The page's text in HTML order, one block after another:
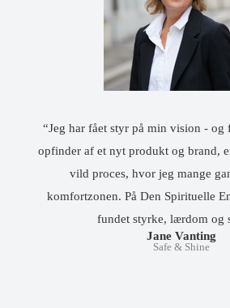
“Jeg har fået styr på min vision - og
opfinder af et nyt produkt og brand,
vild proces, hvor jeg mange
komfortzonen. På Den Spirituelle
fundet styrke, lærdom og
Jane Vanting
Safe & Shine